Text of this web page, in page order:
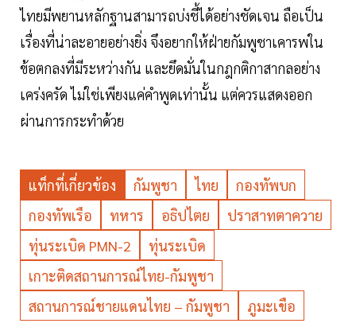
ไทยมีพยานหลักฐานสามารถบ่งชี้ได้อย่างชัดเจน ถือเป็น
เรื่องที่น่าละอายอย่างยิ่ง จึงอยากให้ฝ่ายกัมพูชาเคารพใน
ข้อตกลงที่มีระหว่างกัน และยึดมั่นในกฎกติกาสากลอย่าง
เคร่งครัด ไม่ใช่เพียงแค่คำพูดเท่านั้น แต่ควรแสดงออก
ผ่านการกระทำด้วย
แท็กที่เกี่ยวข้อง กัมพูชา ไทย
กองทัพบก
กองทัพเรือ
ทหาร อธิปไตย
ปราสาทตาควาย
ทุ่นระเบิด PMN-2
ทุ่นระเบิด
เกาะติดสถานการณ์ไทย-กัมพูชา
สถานการณ์ชายแดนไทย – กัมพูชา
ภูมะเขือ